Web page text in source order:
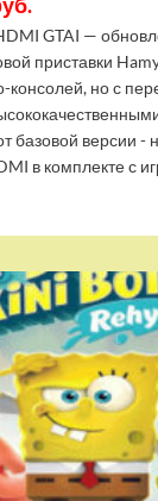
GTAI —
приставки
консолей, но с
базовой версии
в комплекте с